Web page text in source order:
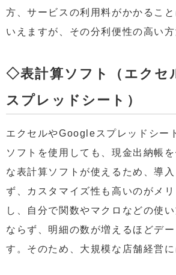
方、サービスの利用料がかかるこ
いえますが、その分利便性の高い方
◇表計算ソフト（エクセ
スプレッドシート）
エクセルやGoogleスプレッドシー
ソフトを使用しても、現金出納帳
な表計算ソフトが使えるため、導
ず、カスタマイズ性も高いのがメ
し、自分で関数やマクロなどの使
ならず、明細の数が増えるほどデ
す。そのため、大規模な店舗経営に